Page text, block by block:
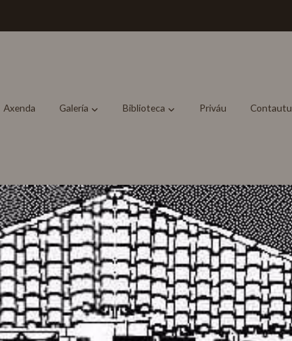
Axenda Galería Biblioteca Priváu Contautu